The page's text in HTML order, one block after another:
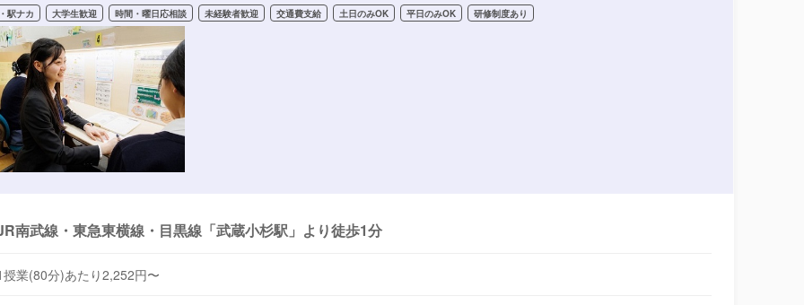
駅ナカ 大学生歓迎 時間・曜日応相談 未経験者歓迎 交通費支給 土日のみOK 平日のみOK 研修制度あり
南武線・東急東横線・目黒線「武蔵小杉駅」より徒歩1分
授業(80分)あたり2,252円〜